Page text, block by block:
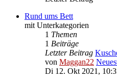
Rund ums Bett
mit Unterkategorien
1 Themen
1 Beiträge
Letzter Beitrag
von Maggan22
Di 12. Okt 2021,